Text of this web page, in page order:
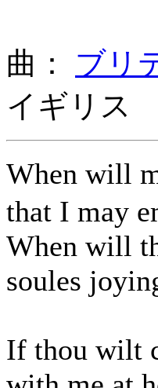
曲： ブリ
イギリ
When will
that I may
When will
soules
If thou wilt